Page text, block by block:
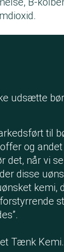
udsætte
til
og
det, når vi
disse
kemi,
Tænk Kemi.